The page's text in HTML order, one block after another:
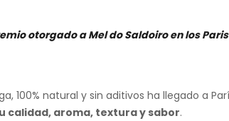
otorgado a Mel do Saldoiro en los
100% natural y sin aditivos ha llegado a
calidad, aroma, textura y sabor.